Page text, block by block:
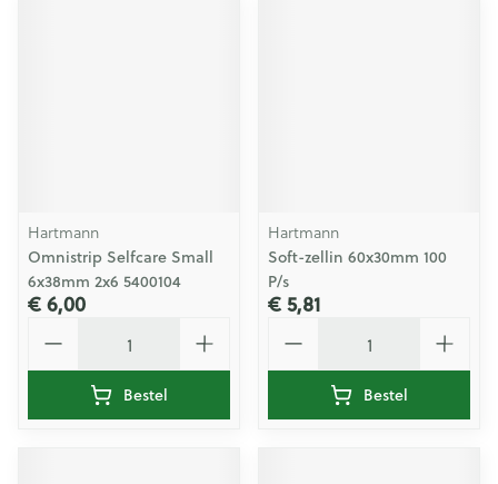
Hartmann
Omnistrip Selfcare Small
6x38mm 2x6 5400104
€ 6,00
Bestel
Hartmann
Soft-zellin 60x30mm 100
P/s
€ 5,81
Bestel